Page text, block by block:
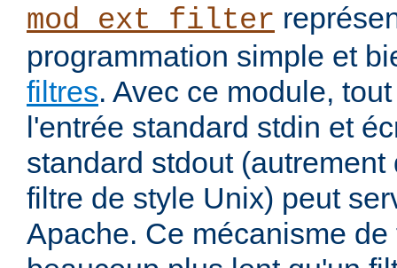
mod_ext_filter
programmation simple et
filtres. Avec ce module,
l'entrée standard stdin et
standard stdout
filtre de style Unix) peut
Apache. Ce mécanisme de